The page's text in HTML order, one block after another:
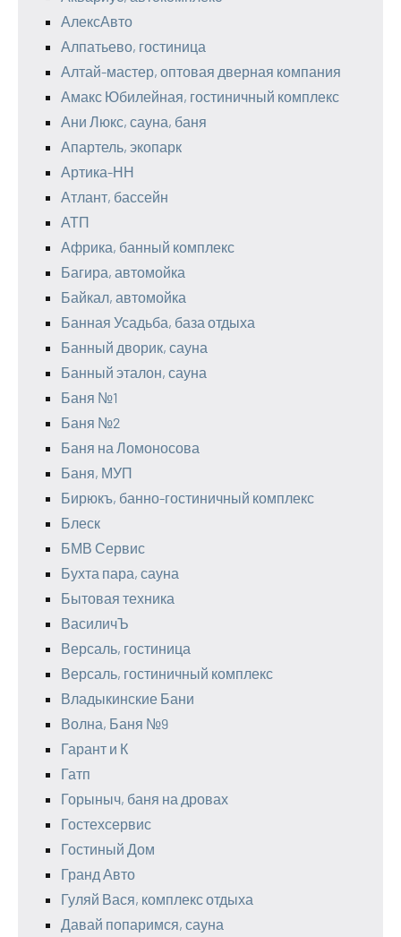
АлексАвто
Алпатьево, гостиница
Алтай-мастер, оптовая дверная компания
Амакс Юбилейная, гостиничный комплекс
Ани Люкс, сауна, баня
Апартель, экопарк
Артика-НН
Атлант, бассейн
АТП
Африка, банный комплекс
Багира, автомойка
Байкал, автомойка
Банная Усадьба, база отдыха
Банный дворик, сауна
Банный эталон, сауна
Баня №1
Баня №2
Баня на Ломоносова
Баня, МУП
Бирюкъ, банно-гостиничный комплекс
Блеск
БМВ Сервис
Бухта пара, сауна
Бытовая техника
ВасиличЪ
Версаль, гостиница
Версаль, гостиничный комплекс
Владыкинские Бани
Волна, Баня №9
Гарант и К
Гатп
Горыныч, баня на дровах
Гостехсервис
Гостиный Дом
Гранд Авто
Гуляй Вася, комплекс отдыха
Давай попаримся, сауна